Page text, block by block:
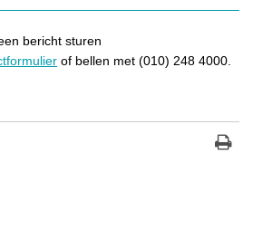
bericht sturen
of bellen met (010) 248 4000.